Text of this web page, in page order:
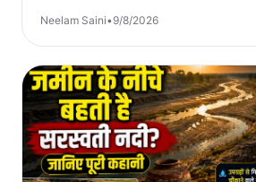
Neelam Saini•9/8/2026